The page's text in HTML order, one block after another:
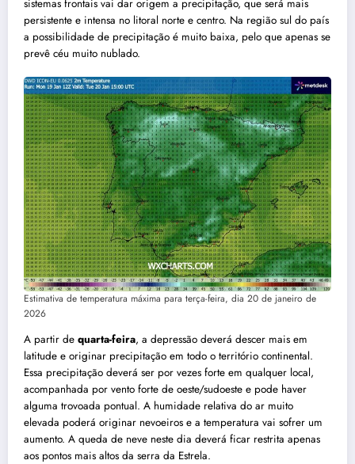
sistemas frontais vai dar origem a precipitação, que será mais
persistente e intensa no litoral norte e centro. Na região sul do país
a possibilidade de precipitação é muito baixa, pelo que apenas se
prevê céu muito nublado.
Estimativa de temperatura máxima para terça-feira, dia 20 de janeiro de
2026
A partir de quarta-feira, a depressão deverá descer mais em
latitude e originar precipitação em todo o território continental.
Essa precipitação deverá ser por vezes forte em qualquer local,
acompanhada por vento forte de oeste/sudoeste e pode haver
alguma trovoada pontual. A humidade relativa do ar muito
elevada poderá originar nevoeiros e a temperatura vai sofrer um
aumento. A queda de neve neste dia deverá ficar restrita apenas
aos pontos mais altos da serra da Estrela.